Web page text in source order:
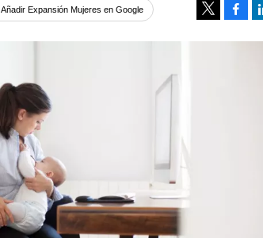
Añadir Expansión Mujeres en Google